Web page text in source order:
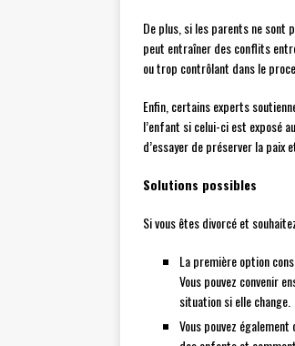
De plus, si les parents ne sont
peut entraîner des conflits
ou trop contrôlant dans le
Enfin, certains experts
l’enfant si celui-ci est exposé
d’essayer de préserver la
Solutions possibles
Si vous êtes divorcé et
La première option
Vous pouvez convenir
situation si elle change.
Vous pouvez